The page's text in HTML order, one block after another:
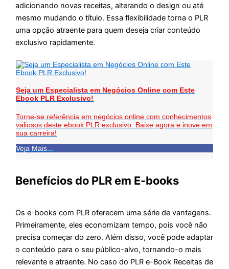
adicionando novas receitas, alterando o design ou até
mesmo mudando o título. Essa flexibilidade torna o PLR
uma opção atraente para quem deseja criar conteúdo
exclusivo rapidamente.
Seja um Especialista em Negócios Online com Este
Ebook PLR Exclusivo!
Torne-se referência em negócios online com conhecimentos
valiosos deste ebook PLR exclusivo. Baixe agora e inove em
sua carreira!
Veja Mais...
Benefícios do PLR em E-books
Os e-books com PLR oferecem uma série de vantagens.
Primeiramente, eles economizam tempo, pois você não
precisa começar do zero. Além disso, você pode adaptar
o conteúdo para o seu público-alvo, tornando-o mais
relevante e atraente. No caso do PLR e-Book Receitas de